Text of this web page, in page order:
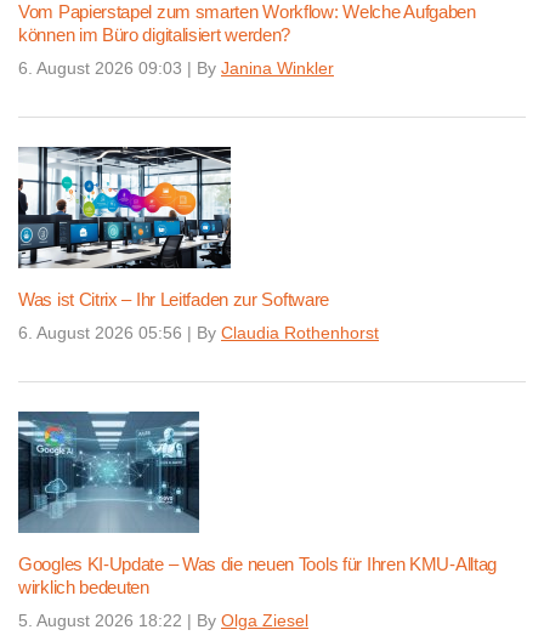
Vom Papierstapel zum smarten Workflow: Welche Aufgaben
können im Büro digitalisiert werden?
6. August 2026 09:03 | By Janina Winkler
Was ist Citrix – Ihr Leitfaden zur Software
6. August 2026 05:56 | By Claudia Rothenhorst
Googles KI-Update – Was die neuen Tools für Ihren KMU-Alltag
wirklich bedeuten
5. August 2026 18:22 | By Olga Ziesel